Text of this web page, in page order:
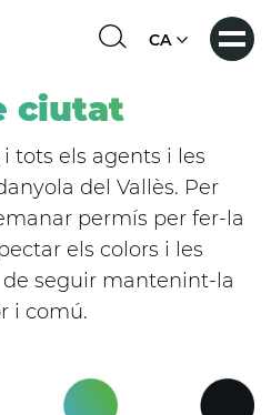
Select
ciutat
tots els agents i les
del Vallès. Per
permís per fer-la
els colors i les
seguir mantenint-la
i comú.